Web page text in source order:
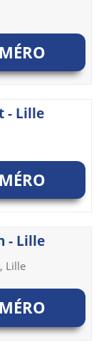
- Lille
- Lille
Lille